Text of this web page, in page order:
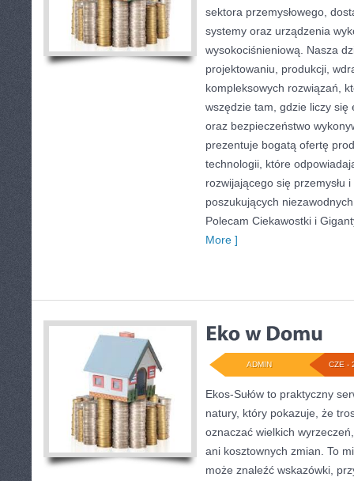
sektora przemysłowego,
systemy oraz urządzenia
wysokociśnieniową. Nasza
projektowaniu, produkcji,
kompleksowych rozwiązań,
wszędzie tam, gdzie liczy się
oraz bezpieczeństwo
prezentuje bogatą ofertę
technologii, które
rozwijającego się przemysłu
poszukujących
Polecam Ciekawostki i
More ]
CZE -
ADMIN
Ekos-Sułów to praktyczny
natury, który pokazuje, że
oznaczać wielkich
ani kosztownych zmian. To
może znaleźć wskazówki,